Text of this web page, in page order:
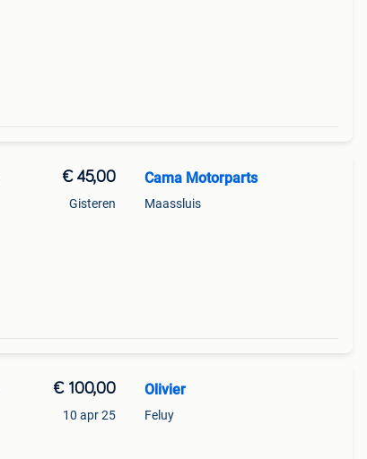
€ 45,00
Gisteren
Cama Motorparts
Maassluis
€ 100,00
10 apr 25
Olivier
Feluy